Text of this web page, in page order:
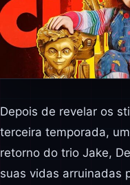
Depois de revelar os
terceira temporada,
retorno do trio Jake,
suas vidas arruinadas